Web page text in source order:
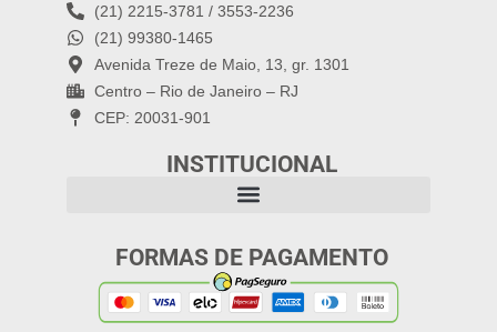
(21) 2215-3781 / 3553-2236
(21) 99380-1465
Avenida Treze de Maio, 13, gr. 1301
Centro – Rio de Janeiro – RJ
CEP: 20031-901
INSTITUCIONAL
FORMAS DE PAGAMENTO